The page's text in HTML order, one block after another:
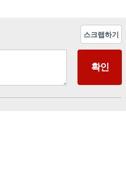
스크랩하기